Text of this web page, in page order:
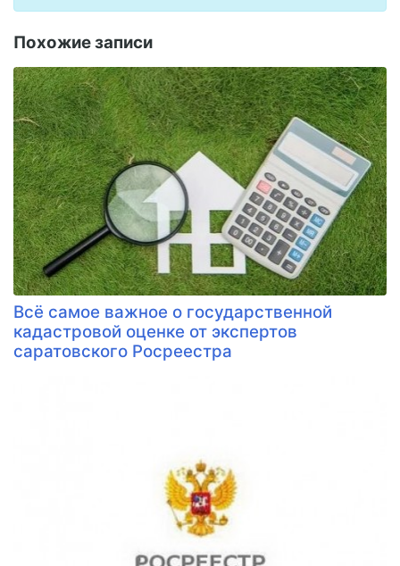
Похожие записи
Всё самое важное о государственной
кадастровой оценке от экспертов
саратовского Росреестра